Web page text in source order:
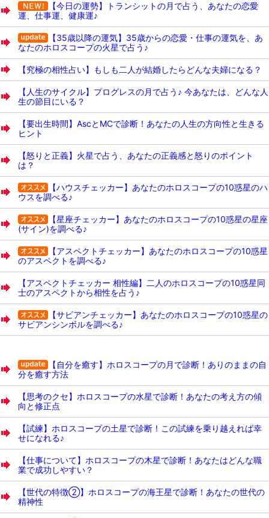
【今日の運勢】トランシットの月で占う、あなたの恋愛
運、仕事運、健康運♪
【35歳以降の運気】35歳からの恋愛・仕事の運気を、あ
なたのホロスコープの火星で占う♪
【究極の相性占い】もしも二人が結婚したらどんな夫婦になる？
【人生のサイクル】プログレスの月で占う♪ 今あなたは、どんな人
生の節目にいる？
【要出生時間】AscとMCで診断！あなたの人生の方向性と生きる
ヒント
【怒りと正義】火星で占う、あなたの正義感と怒りのポイント
は？
【ハウスチェッカー】あなたのホロスコープの10惑星のハ
ウスを調べる♪
【星座チェッカー】あなたのホロスコープの10惑星の星座
(サイン)を調べる♪
【アスペクトチェッカー】あなたのホロスコープの10惑星
のアスペクトを調べる♪
【アスペクトチェッカー 相性編】二人のホロスコープの10惑星同
士のアスペクトから相性を占う♪
【サビアンチェッカー】あなたのホロスコープの10惑星の
サビアンシンボルを調べる♪
【自分を癒す】ホロスコープの月で診断！ありのままの自
分を癒す方法
【思考のクセ】ホロスコープの水星で診断！あなたの考え方の傾
向と修正点
【試練】ホロスコープの土星で診断！この試練を乗り越えれば幸
せになれる♪
【仕事について】ホロスコープの木星で診断！あなたはどんな職
業で成功しやすい？
【世代の特徴②】ホロスコープの海王星で診断！あなたの世代の
精神性